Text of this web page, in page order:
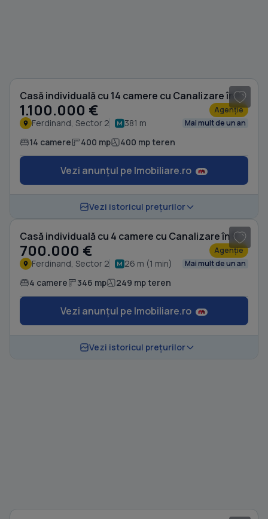
Casă individuală cu 14 camere cu Canalizare în Ferdinand
1.100.000 € Agenție
Ferdinand, Sector 2 381 m Mai mult de un an
14 camere 400 mp 400 mp teren
Vezi anunțul pe Imobiliare.ro
Vezi istoricul prețurilor
Casă individuală cu 4 camere cu Canalizare în Ferdinand
700.000 € Agenție
Ferdinand, Sector 2 26 m (1 min) Mai mult de un an
4 camere 346 mp 249 mp teren
Vezi anunțul pe Imobiliare.ro
Vezi istoricul prețurilor